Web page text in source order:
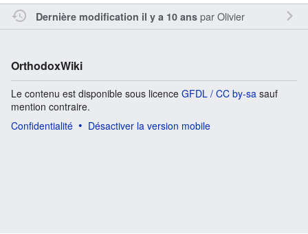
Dernière modification il y a 10 ansparOlivier
OrthodoxWiki
Le contenu est disponible sous licence GFDL / CC by-sa sauf
mention contraire.
Confidentialité
Désactiver la version mobile